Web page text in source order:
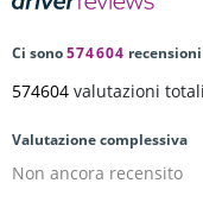
Ci sono574604 recensioni
574604 valutazioni
Valutazione complessiva
Non ancora recensito